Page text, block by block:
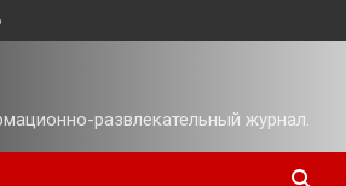
развлекательный журнал.